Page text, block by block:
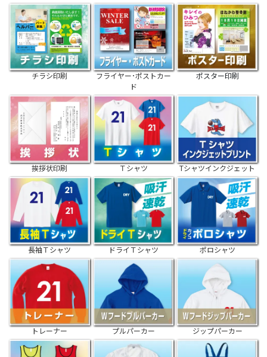
チラシ印刷
フライヤー･ポストカー
ド
ポスター印刷
挨拶状印刷 Ｔシャツ Tシャツインクジェット
長袖Ｔシャツ ドライＴシャツ ポロシャツ
トレーナー プルパーカー ジップパーカー